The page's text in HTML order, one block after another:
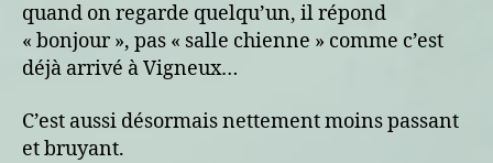
quand on regarde quelqu’un, il répond
« bonjour », pas « salle chienne » comme c’est
déjà arrivé à Vigneux…
C’est aussi désormais nettement moins passant
et bruyant.